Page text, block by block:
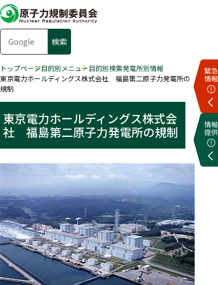
緊急
情報
情報
提供
トップページ目的別メニュー目的別検索発電所別情報
東京電力ホールディングス株式会社 福島第二原子力発電所の
規制
東京電力ホールディングス株式会
社 福島第二原子力発電所の規制